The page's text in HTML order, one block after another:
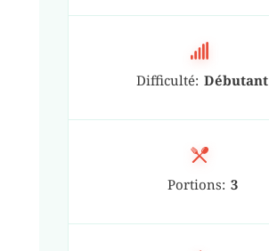
Difficulté: Débutant
Portions: 3